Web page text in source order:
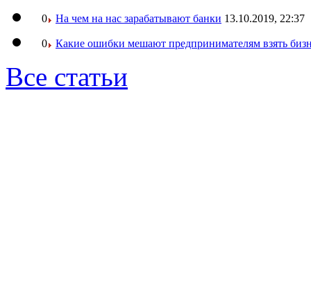
0 На чем на нас зарабатывают банки 13.10.2019, 22:37
0 Какие ошибки мешают предпринимателям взять
Все статьи